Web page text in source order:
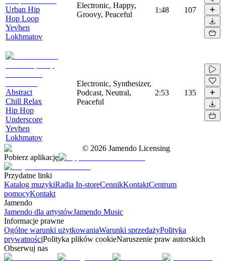
Urban Hip
Hop Loop
Yevhen
Lokhmatov
Electronic, Happy,
Groovy, Peaceful
1:48 107
Abstract
Chill Relax
Hip Hop
Underscore
Yevhen
Lokhmatov
Electronic, Synthesizer,
Podcast, Neutral,
Peaceful
2:53 135
© 2026 Jamendo Licensing
Pobierz aplikację
Przydatne linki
Katalog muzykiRadia In-storeCennikKontaktCentrum
pomocyKontakt
Jamendo
Jamendo dla artystówJamendo Music
Informacje prawne
Ogólne warunki użytkowaniaWarunki sprzedażyPolityka
prywatnościPolityka plików cookieNaruszenie praw autorskich
Obserwuj nas